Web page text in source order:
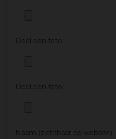
Deel een foto:
Deel een foto:
Naam (zichtbaar op website):